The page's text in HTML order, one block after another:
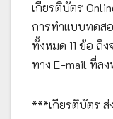
เกียรติบัตร
การทำแบบทดส
ทั้งหมด 11 ข้อ ถึ
ทาง E-mail ที่ลง
***เกียรติบัตร